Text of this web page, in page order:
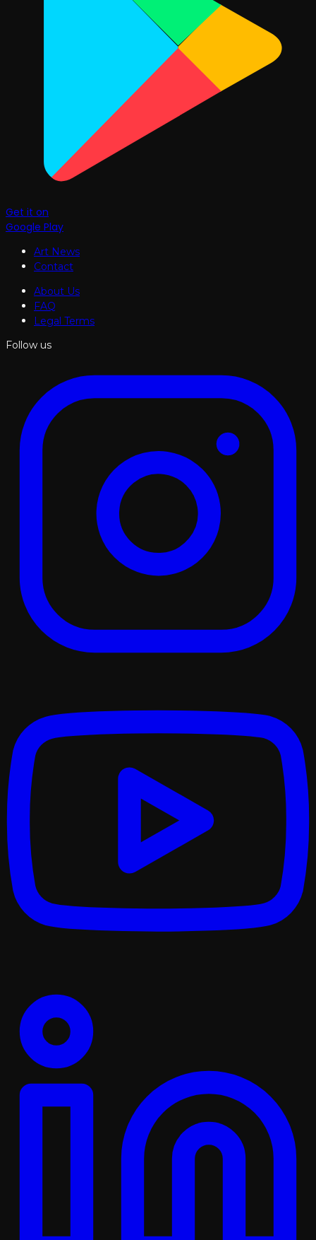
Get it on
Google Play
Art News
Contact
About Us
FAQ
Legal Terms
Follow us